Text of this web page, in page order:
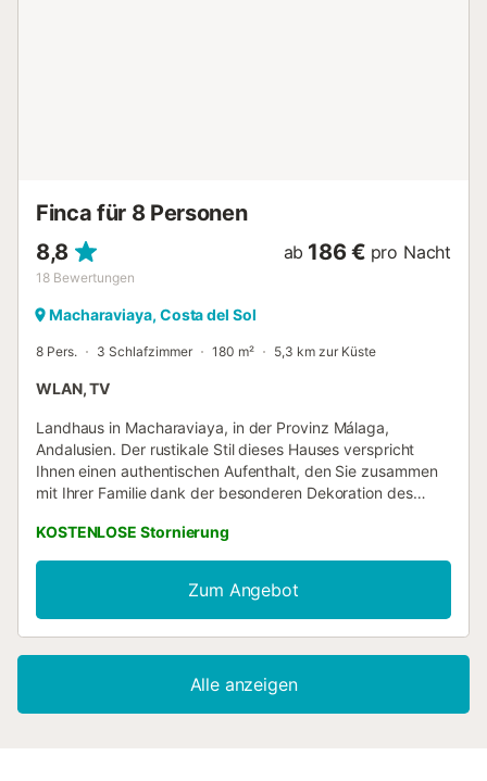
Finca für 8 Personen
8,8
18 Bewertungen
ab 186 € pro Nacht
Macharaviaya, Costa del Sol
8 Pers. 3 Schlafzimmer 180 m² 5,3 km zur Küste
WLAN, TV
Landhaus in Macharaviaya, in der Provinz Málaga,
Andalusien. Der rustikale Stil dieses Hauses verspricht
Ihnen einen authentischen Aufenthalt, den Sie zusammen
mit Ihrer Familie dank der besonderen Dekoration des
genießen können, da es sich im Zentrum des Dorfes
Macharaviaya befindet. Außerdem sind Sie in der Nähe
der spektakulärsten Ziele der östlichen Costa del Sol,
einschließlich der weißen Dörfer Nerja und Frigiliana, den
Stränden östlich von Málaga und der Hauptstadt Málaga.
Bereich zum Lesen, begleitet von natürlichem Licht, das
durch die Fenster strömt. Vom Wohnzimmer aus gelangen
KOSTENLOSE Stornierung
Zum Angebot
Alle anzeigen